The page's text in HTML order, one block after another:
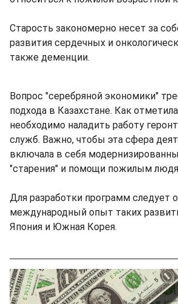
Старость закономерно несет за
развития сердечных и
также деменции.
Вопрос "серебряной экономики"
подхода в Казахстане. Как
необходимо наладить работу
служб. Важно, чтобы эта сфера
включала в себя
"старения" и помощи пожилым
Для разработки программ следует
международный опыт таких
Япония и Южная Корея.